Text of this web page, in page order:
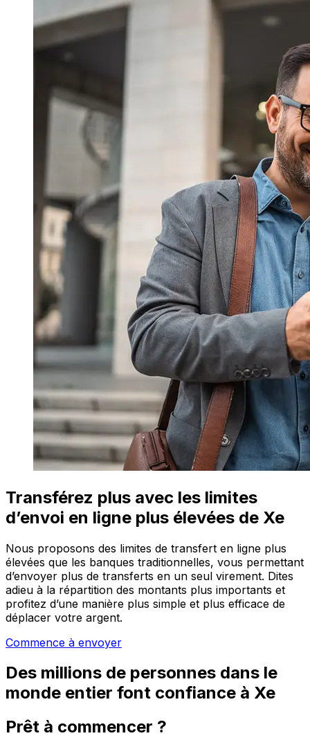
Transférez plus avec les limites
d’envoi en ligne plus élevées de Xe
Nous proposons des limites de transfert en ligne plus
élevées que les banques traditionnelles, vous permettant
d’envoyer plus de transferts en un seul virement. Dites
adieu à la répartition des montants plus importants et
profitez d’une manière plus simple et plus efficace de
déplacer votre argent.
Commence à envoyer
Des millions de personnes dans le
monde entier font confiance à Xe
Prêt à commencer ?